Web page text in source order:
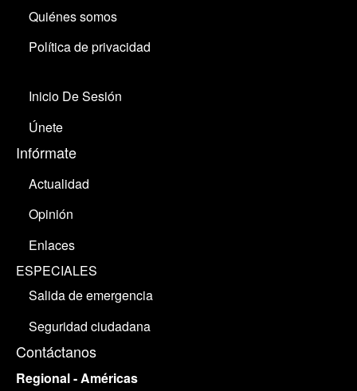
Quiénes somos
Política de privacidad
Inicio De Sesión
Únete
Infórmate
Actualidad
Opinión
Enlaces
ESPECIALES
Salida de emergencia
Seguridad ciudadana
Contáctanos
Regional - Américas